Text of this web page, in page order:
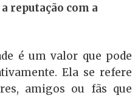
reputação com a
é um valor que pode
Ela se refere
amigos ou fãs que